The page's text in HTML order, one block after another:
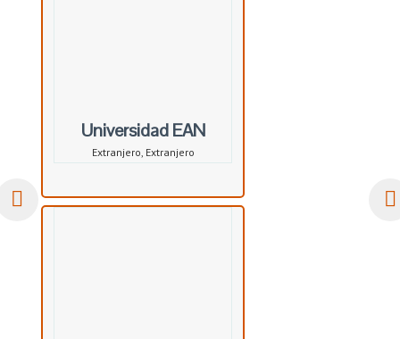
Universidad EAN
Extranjero, Extranjero